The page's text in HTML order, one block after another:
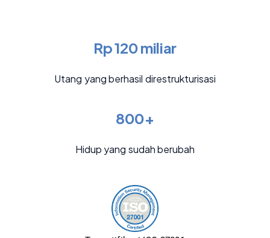
Rp 120 miliar
Utang yang berhasil direstrukturisasi
800+
Hidup yang sudah berubah